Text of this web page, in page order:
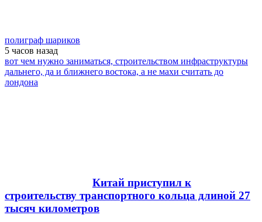
полиграф шариков
5 часов назад
вот чем нужно заниматься, строительством инфраструктуры
дальнего, да и ближнего востока, а не махи считать до
лондона
Китай приступил к
строительству транспортного кольца длиной 27
тысяч километров